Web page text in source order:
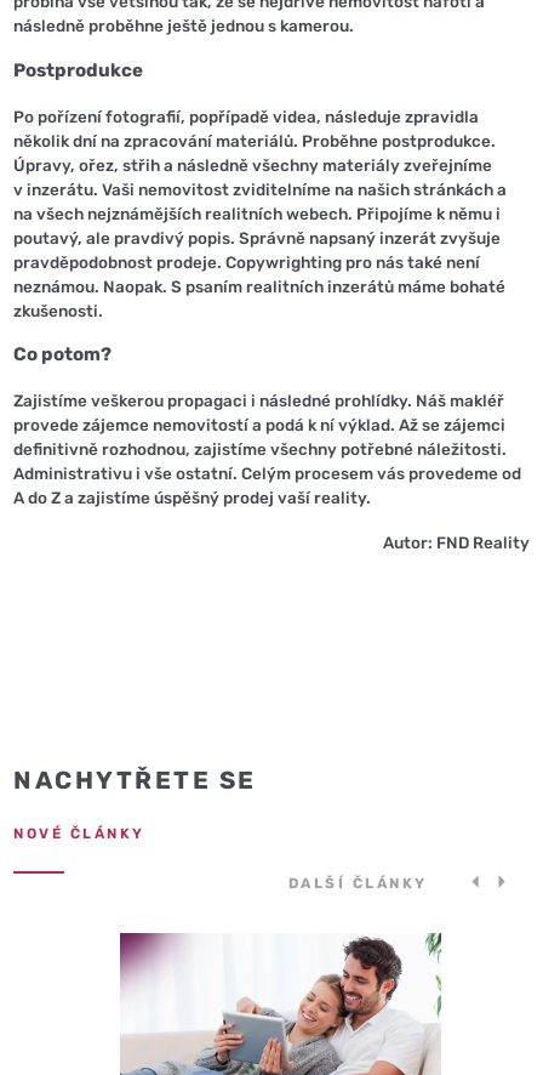
následně proběhne ještě jednou s kamerou.
Postprodukce
Po pořízení fotografií, popřípadě videa, následuje zpravidla
několik dní na zpracování materiálů. Proběhne postprodukce.
Úpravy, ořez, střih a následně všechny materiály zveřejníme
v inzerátu. Vaši nemovitost zviditelníme na našich stránkách a
na všech nejznámějších realitních webech. Připojíme k němu i
poutavý, ale pravdivý popis. Správně napsaný inzerát zvyšuje
pravděpodobnost prodeje. Copywrighting pro nás také není
neznámou. Naopak. S psaním realitních inzerátů máme bohaté
zkušenosti.
Co potom?
Zajistíme veškerou propagaci i následné prohlídky. Náš makléř
provede zájemce nemovitostí a podá k ní výklad. Až se zájemci
definitivně rozhodnou, zajistíme všechny potřebné náležitosti.
Administrativu i vše ostatní. Celým procesem vás provedeme od
A do Z a zajistíme úspěšný prodej vaší reality.
Autor: FND Reality
NACHYTŘETE SE
NOVÉ ČLÁNKY
DALŠÍ ČLÁNKY